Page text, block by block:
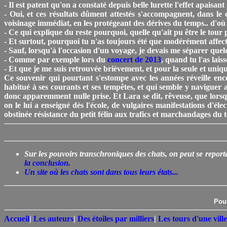
- Il est patent qu'on a constaté depuis belle lurette l'effet
- Oui, et ces résultats dûment attestés s'accompagnent, dans
voisinage immédiat, en les protégeant des dérives du temps..
- Ce qui explique du reste pourquoi, quelle qu'ait pu être le
- Et surtout, pourquoi tu n'as toujours été que modérément
- Sauf, lorsqu'à l'occasion d'un voyage, je devais me séparer
- Comme par exemple lors du concert de 2013, quand tu l'as
- Et que je me suis retrouvée brièvement, et pour la seule et
Ce souvenir qui pourtant s'estompe avec les années réveille
habitué à ses courants et ses tempêtes, et qui semble y
donc apparemment nulle prise. Et Lara se dit, rêveuse, que
on le lui a enseigné dès l'école, de vulgaires manifestations
obstinée résistance du petit félin aux trafics et marchandages du
Sur les pouvoirs transchroniques des chats, on peut se
la conclusion.
Un site où les chats sont dans tous leurs états...
Accueil| Les auteurs| Des étoiles par milliers| Les tours d'une ville